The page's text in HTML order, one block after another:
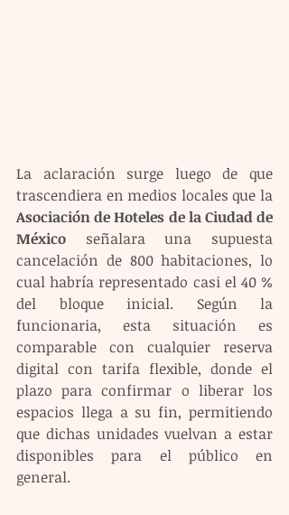
La aclaración surge luego de que
Asociación de Hoteles de la Ciudad de
México señalara una supuesta
cancelación de 800 habitaciones, lo
cual habría representado casi el 40 %
del bloque inicial. Según la
funcionaria, esta situación es
comparable con cualquier reserva
digital con tarifa flexible, donde el
plazo para confirmar o liberar los
espacios llega a su fin, permitiendo
que dichas unidades vuelvan a estar
disponibles para el público en
general.